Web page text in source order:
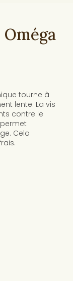
tourne à
lente. La vis
contre le
Cela